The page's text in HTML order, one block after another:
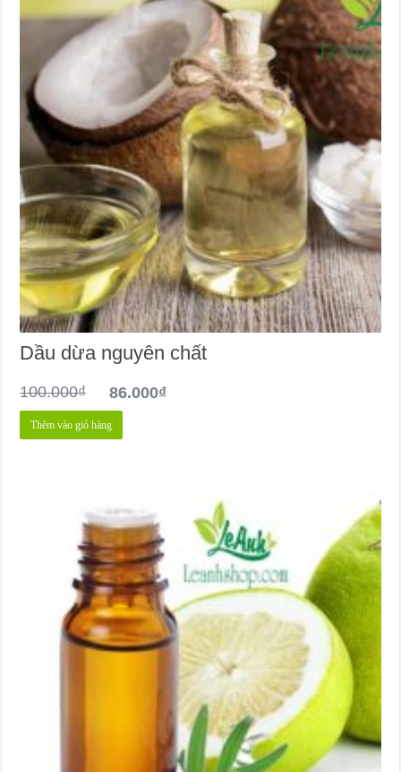
Dầu dừa nguyên chất
100.000₫ 86.000₫
Thêm vào giỏ hàng